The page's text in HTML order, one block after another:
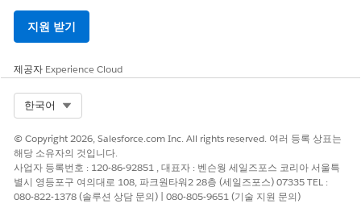
지원 받기
제공자 Experience Cloud
한국어
© Copyright 2026, Salesforce.com Inc. All rights reserved. 여러 등록 상표는
해당 소유자의 것입니다.
사업자 등록번호 : 120-86-92851 , 대표자 : 벤슨웡 세일즈포스 코리아 서울특
별시 영등포구 여의대로 108, 파크원타워2 28층 (세일즈포스) 07335 TEL :
080-822-1378 (솔루션 상담 문의) | 080-805-9651 (기술 지원 문의)